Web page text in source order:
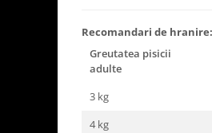
Recomandari de hranire:
Greutatea pisicii
adulte
3 kg
4 kg